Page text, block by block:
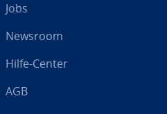
Jobs
Newsroom
Hilfe-Center
AGB